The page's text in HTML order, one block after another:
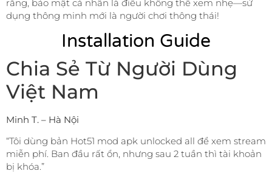
rằng, bảo mật cá nhân là điều không thể xem nhẹ—sử
dụng thông minh mới là người chơi thông thái!
Installation Guide
Chia Sẻ Từ Người Dùng
Việt Nam
Minh T. – Hà Nội
“Tôi dùng bản Hot51 mod apk unlocked all để xem stream
miễn phí. Ban đầu rất ổn, nhưng sau 2 tuần thì tài khoản
bị khóa.”